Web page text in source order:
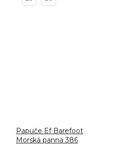
Papuče Ef Barefoot
Morská panna 386